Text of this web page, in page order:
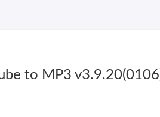
to MP3